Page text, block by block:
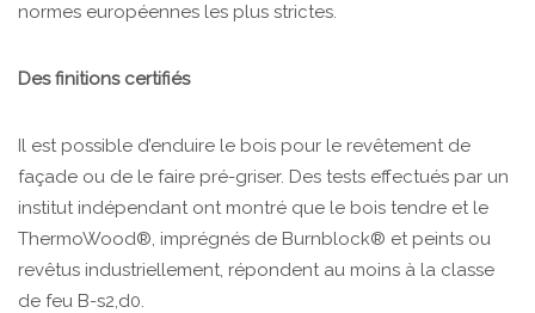
normes européennes les plus strictes.
Des finitions certifiés
Il est possible d’enduire le bois pour le revêtement de
façade ou de le faire pré-griser. Des tests effectués par un
institut indépendant ont montré que le bois tendre et le
ThermoWood®, imprégnés de Burnblock® et peints ou
revêtus industriellement, répondent au moins à la classe
de feu B-s2,d0.